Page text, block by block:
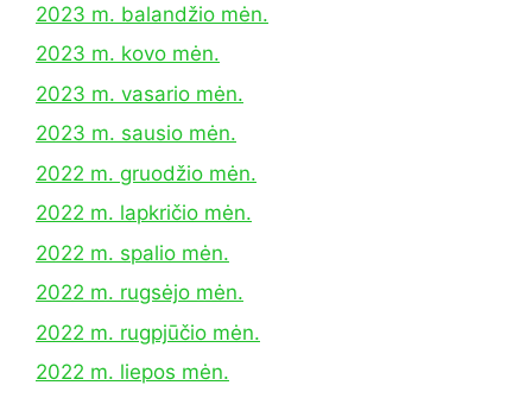
2023 m. balandžio mėn.
2023 m. kovo mėn.
2023 m. vasario mėn.
2023 m. sausio mėn.
2022 m. gruodžio mėn.
2022 m. lapkričio mėn.
2022 m. spalio mėn.
2022 m. rugsėjo mėn.
2022 m. rugpjūčio mėn.
2022 m. liepos mėn.